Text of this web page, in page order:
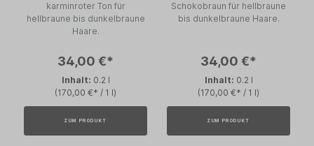
karminroter Ton für
hellbraune bis dunkelbraune
Haare.
34,00 €*
Inhalt: 0.2 l
(170,00 €* / 1 l)
ZUM PRODUKT
Schokobraun für hellbraune
bis dunkelbraune Haare.
34,00 €*
Inhalt: 0.2 l
(170,00 €* / 1 l)
ZUM PRODUKT